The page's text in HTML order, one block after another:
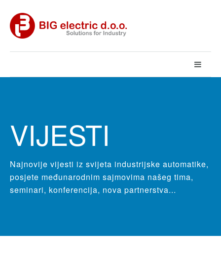
VIJESTI
Najnovije vijesti iz svijeta industrijske automatike,
posjete međunarodnim sajmovima našeg tima,
seminari, konferencija, nova partnerstva...